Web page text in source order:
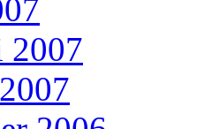
2007